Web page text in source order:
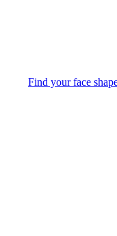
Find your face